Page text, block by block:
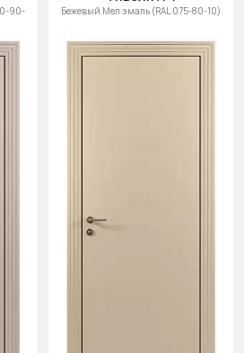
90-
Бежевый Мел эмаль (RAL 075-80-10)